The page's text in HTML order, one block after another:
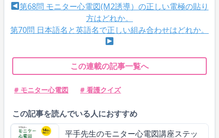
第68問 モニター心電図(M2誘導）の正しい電極の貼り
方はどれか。
第70問 日本語名と英語名で正しい組み合わせはどれか。
この連載の記事一覧へ
# モニター心電図 # 看護クイズ
この記事を読んでいる人におすすめ
平手先生のモニター心電図講座ステッ